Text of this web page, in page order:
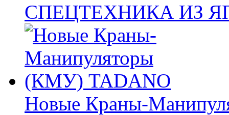
СПЕЦТЕХНИКА ИЗ
Новые Краны-